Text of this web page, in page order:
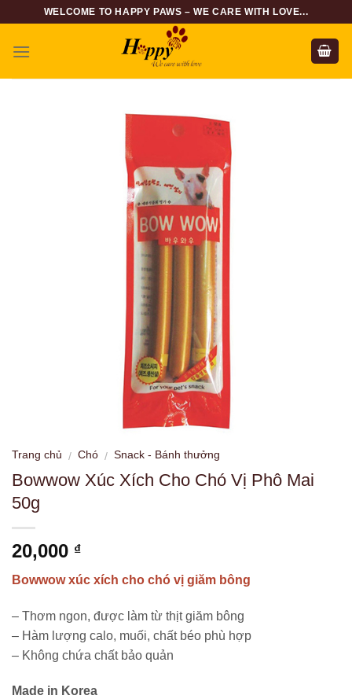
content
WELCOME TO HAPPY PAWS – WE CARE WITH LOVE...
Trang chủ / Chó / Snack - Bánh thưởng
Bowwow Xúc Xích Cho Chó Vị Phô Mai
50g
20,000 ₫
Bowwow xúc xích cho chó vị giăm bông
– Thơm ngon, được làm từ thịt giăm bông
– Hàm lượng calo, muối, chất béo phù hợp
– Không chứa chất bảo quản
Made in Korea